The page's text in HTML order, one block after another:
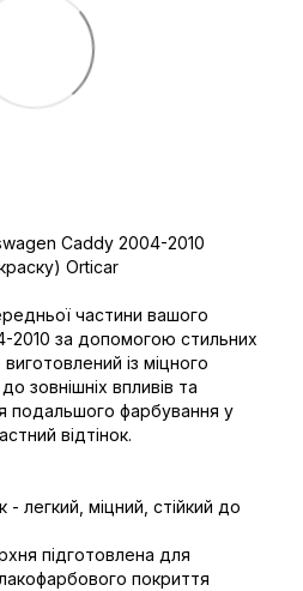
Caddy 2004-2010
Orticar
частини вашого
2010 за допомогою стильних
із міцного
зовнішніх впливів та
подальшого фарбування у
відтінок.
- легкий, міцний, стійкий до
підготовлена для
покриття